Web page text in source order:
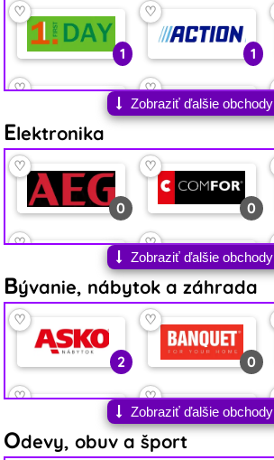
1
♡
1
♡
♡ ♡
1
♡
5
♡
0
♡
1
♡
0
♡
2
♡
0
♡ ♡
Zobraziť ďalšie obchody
Elektronika
0
♡
0
♡
0
♡
2
♡
0
♡
1
♡
0
♡ ♡
Zobraziť ďalšie obchody
Bývanie, nábytok a záhrada
2
♡
0
♡
0
♡ ♡
Zobraziť ďalšie obchody
Odevy, obuv a šport